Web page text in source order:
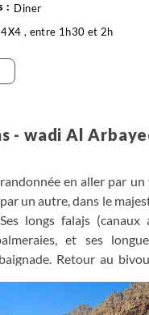
Diner
4X4 , entre 1h30 et 2h
- wadi Al
en aller par un
un autre, dans le
longs falajs (canaux
et ses
Retour au